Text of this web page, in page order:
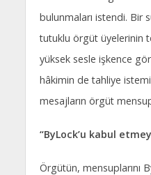
bulunmaları istendi. Bir
tutuklu örgüt üyelerinin
yüksek sesle işkence
hâkimin de tahliye
mesajların örgüt
“ByLock’u kabul
Örgütün, mensuplarını